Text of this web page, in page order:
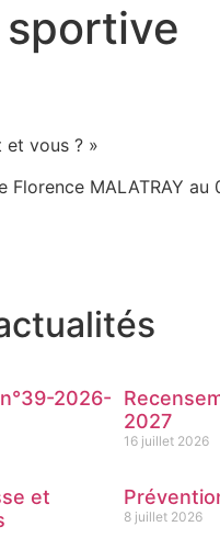
vous ? »
Florence MALATRAY au
2026-
2027
16 juillet 2026
et
8 juillet 2026